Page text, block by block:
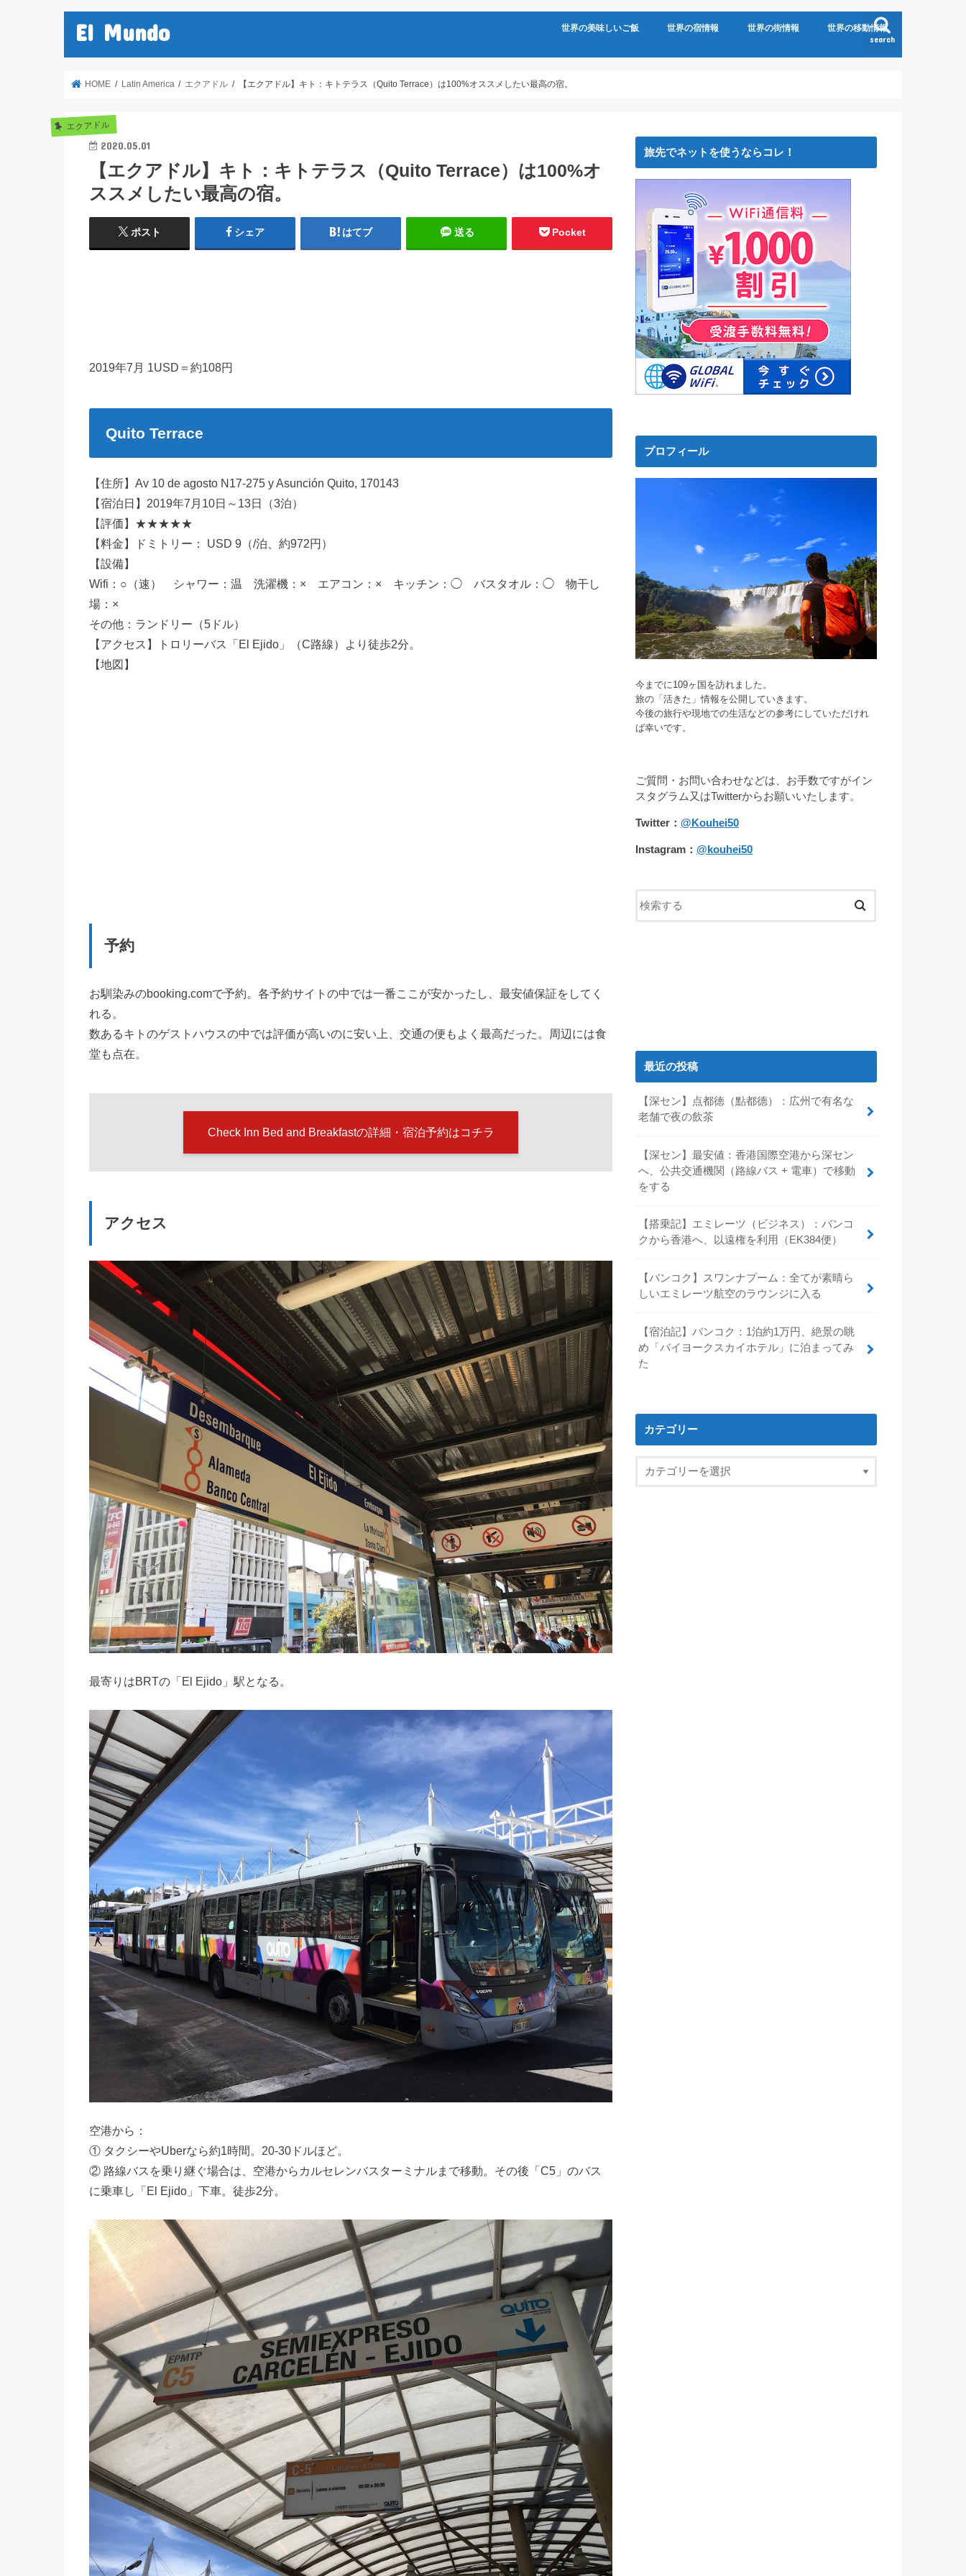
El Mundo search
世界の美味しいご飯 世界の宿情報 世界の街情報 世界の移動情報
HOME Latin America エクアドル 【エクアドル】キト：キトテラス（Quito Terrace）は100%オススメしたい最高の宿。
エクアドル
2020.05.01
【エクアドル】キト：キトテラス（Quito Terrace）は100%オ
ススメしたい最高の宿。
ポスト シェア はてブ 送る Pocket
2019年7月 1USD＝約108円
Quito Terrace
【住所】Av 10 de agosto N17-275 y Asunción Quito, 170143
【宿泊日】2019年7月10日～13日（3泊）
【評価】★★★★★
【料金】ドミトリー： USD 9（/泊、約972円）
【設備】
Wifi：○（速） シャワー：温 洗濯機：× エアコン：× キッチン：◯ バスタオル：◯ 物干し
場：×
その他：ランドリー（5ドル）
【アクセス】トロリーバス「El Ejido」（C路線）より徒歩2分。
【地図】
予約
お馴染みのbooking.comで予約。各予約サイトの中では一番ここが安かったし、最安値保証をしてく
れる。
数あるキトのゲストハウスの中では評価が高いのに安い上、交通の便もよく最高だった。周辺には食
堂も点在。
Check Inn Bed and Breakfastの詳細・宿泊予約はコチラ
アクセス
最寄りはBRTの「El Ejido」駅となる。
空港から：
① タクシーやUberなら約1時間。20-30ドルほど。
② 路線バスを乗り継ぐ場合は、空港からカルセレンバスターミナルまで移動。その後「C5」のバス
に乗車し「El Ejido」下車。徒歩2分。
旅先でネットを使うならコレ！
プロフィール
今までに109ヶ国を訪れました。
旅の「活きた」情報を公開していきます。
今後の旅行や現地での生活などの参考にしていただけれ
ば幸いです。
ご質問・お問い合わせなどは、お手数ですがイン
スタグラム又はTwitterからお願いいたします。
Twitter： @Kouhei50
Instagram： @kouhei50
最近の投稿
【深セン】点都徳（點都德）：広州で有名な
老舗で夜の飲茶
【深セン】最安値：香港国際空港から深セン
へ、公共交通機関（路線バス + 電車）で移動
をする
【搭乗記】エミレーツ（ビジネス）：バンコ
クから香港へ、以遠権を利用（EK384便）
【バンコク】スワンナプーム：全てが素晴ら
しいエミレーツ航空のラウンジに入る
【宿泊記】バンコク：1泊約1万円、絶景の眺
め「バイヨークスカイホテル」に泊まってみ
た
カテゴリー